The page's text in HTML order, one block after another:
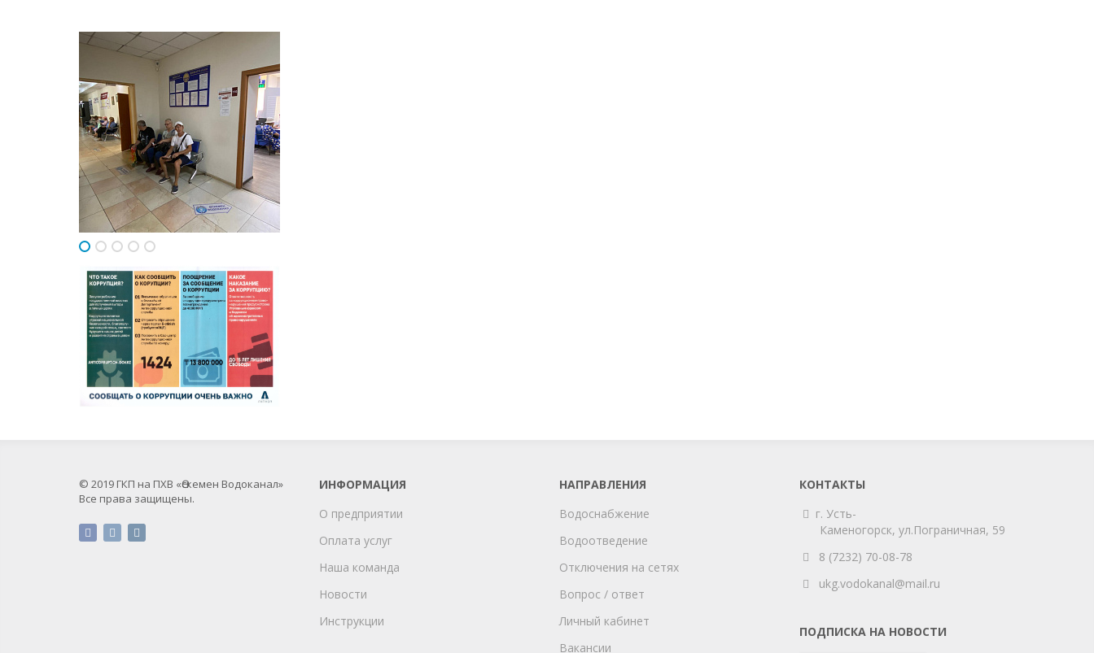
ИНФОРМАЦИЯ
О предприятии
Оплата услуг
Наша команда
Новости
Инструкции
НАПРАВЛЕНИЯ
Водоснабжение
Водоотведение
Отключения на сетях
Вопрос / ответ
Личный кабинет
Вакансии
КОНТАКТЫ
г. Усть-
Каменогорск, ул.Пограничная, 59
8 (7232) 70-08-78
ukg.vodokanal@mail.ru
ПОДПИСКА НА НОВОСТИ
© 2019 ГКП на ПХВ «Өскемен Водоканал»
Все права защищены.